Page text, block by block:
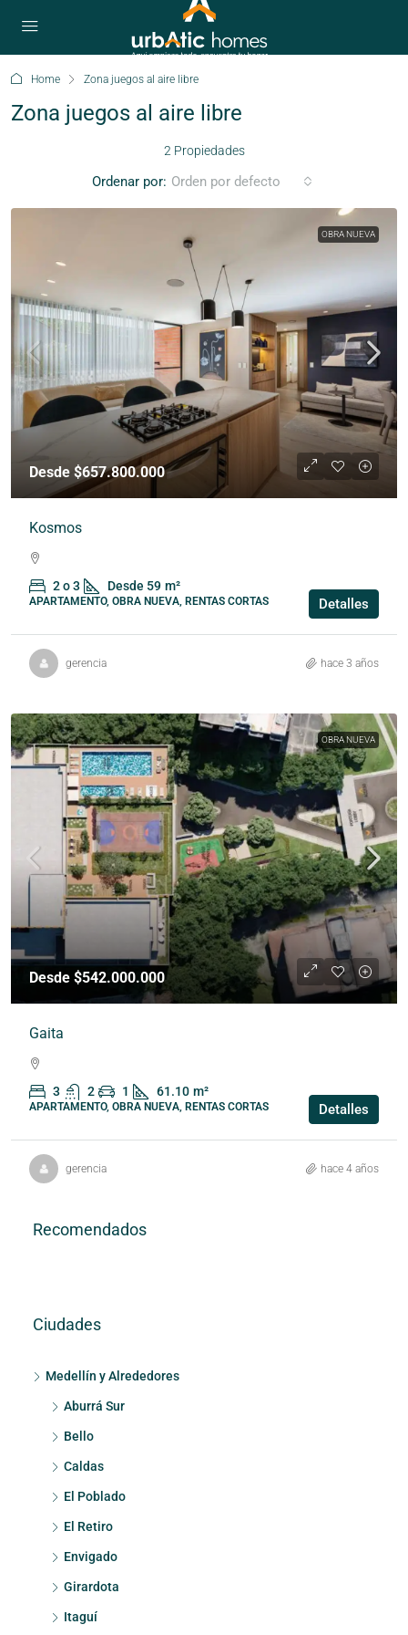
Home Zona juegos al aire libre
Zona juegos al aire libre
2 Propiedades
Ordenar por: Orden por defecto
OBRA NUEVA
Desde $657.800.000
Kosmos
2 o 3 Desde 59 m²
APARTAMENTO, OBRA NUEVA, RENTAS CORTAS Detalles
gerencia hace 3 años
OBRA NUEVA
Desde $542.000.000
Gaita
3 2 1 61.10 m²
APARTAMENTO, OBRA NUEVA, RENTAS CORTAS Detalles
gerencia hace 4 años
Recomendados
Ciudades
Medellín y Alrededores
Aburrá Sur
Bello
Caldas
El Poblado
El Retiro
Envigado
Girardota
Itaguí